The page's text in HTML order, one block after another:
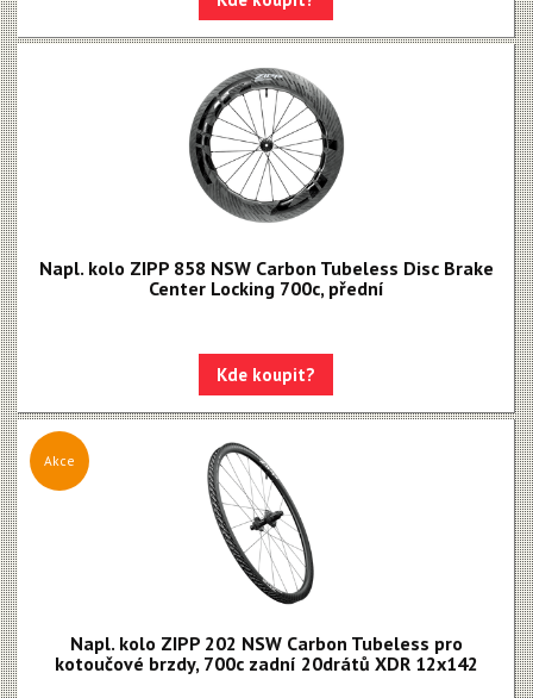
Napl. kolo ZIPP 858 NSW Carbon Tubeless Disc Brake
Center Locking 700c, přední
Kde koupit?
Akce
Napl. kolo ZIPP 202 NSW Carbon Tubeless pro
kotoučové brzdy, 700c zadní 20drátů XDR 12x142